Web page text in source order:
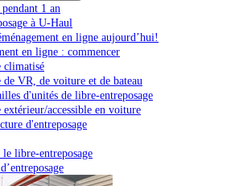
1 an
à U-Haul
en ligne aujourd’hui!
en ligne : commencer
climatisé
de VR, de voiture et de bateau
d'unités de libre-entreposage
extérieur/accessible en voiture
d'entreposage
le libre-entreposage